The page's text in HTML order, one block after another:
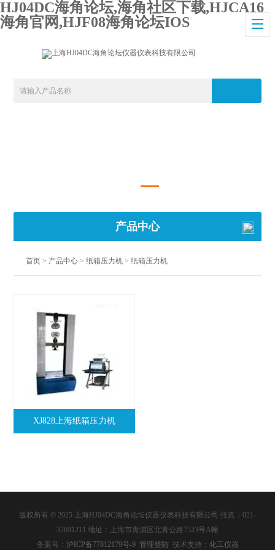
HJ04DC海角论坛,海角社区下载,HJCA16
海角官网,HJF08海角论坛IOS
产品中心
首页 > 产品中心 >纸箱压力机 >纸箱压力机
XJ828上海纸箱压力机
版权所有 © 2025 上海HJ04DC海角论坛仪器仪表科技有限公司 传真：021-
37691211 地址：上海市青浦区北青公路7523号A幢
备案号： 沪ICP备77812179号-9 管理登陆 技术支持： 化工仪器